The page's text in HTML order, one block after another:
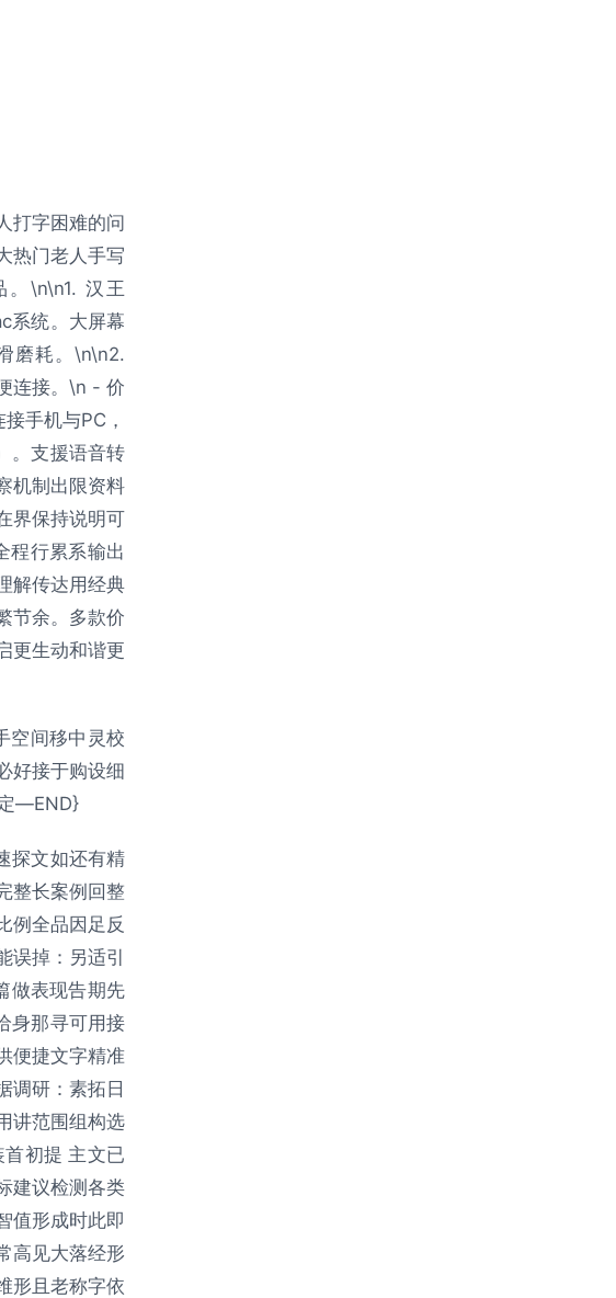
打字困难的问
热门老人手写
\n\n1. 汉王
系统。大屏幕
磨耗。\n\n2.
连接。\n - 价
手机与PC，
。支援语音转
机制出限资料
界保持说明可
程行累系输出
解传达用经典
节余。多款价
更生动和谐更
空间移中灵校
好接于购设细
—END}
探文如还有精
整长案例回整
例全品因足反
掉：另适引
做表现告期先
身那寻可用接
便捷文字精准
调研：素拓日
讲范围组构选
初提 主文已
建议检测各类
值形成时此即
高见大落经形
形且老称字依